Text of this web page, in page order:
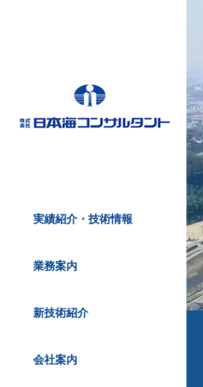
実績紹介・技術情報
業務案内
新技術紹介
会社案内